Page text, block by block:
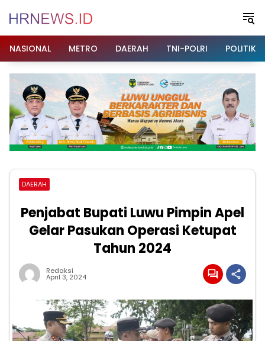
NASIONAL
METRO DAERAH TNI-POLRI POLITIK
DAERAH
Penjabat Bupati Luwu Pimpin Apel
Gelar Pasukan Operasi Ketupat
Tahun 2024
Redaksi
April 3, 2024